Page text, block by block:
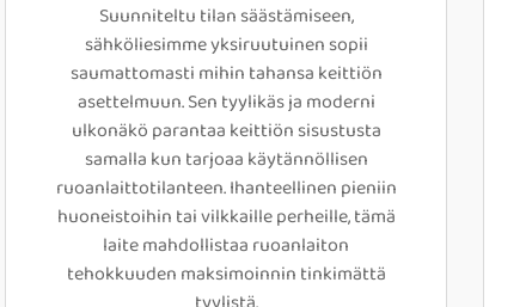
Suunniteltu tilan säästämiseen,
sähköliesimme yksiruutuinen sopii
saumattomasti mihin tahansa keittiön
asettelmuun. Sen tyylikäs ja moderni
ulkonäkö parantaa keittiön sisustusta
samalla kun tarjoaa käytännöllisen
ruoanlaittotilanteen. Ihanteellinen pieniin
huoneistoihin tai vilkkaille perheille, tämä
laite mahdollistaa ruoanlaiton
tehokkuuden maksimoinnin tinkimättä